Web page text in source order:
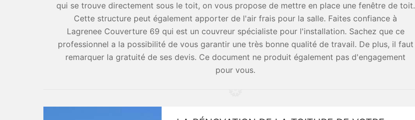
qui se trouve directement sous le toit, on vous propose de mettre en place une fenêtre de toit.
Cette structure peut également apporter de l'air frais pour la salle. Faites confiance à
Lagrenee Couverture 69 qui est un couvreur spécialiste pour l'installation. Sachez que ce
professionnel a la possibilité de vous garantir une très bonne qualité de travail. De plus, il faut
remarquer la gratuité de ses devis. Ce document ne produit également pas d'engagement
pour vous.